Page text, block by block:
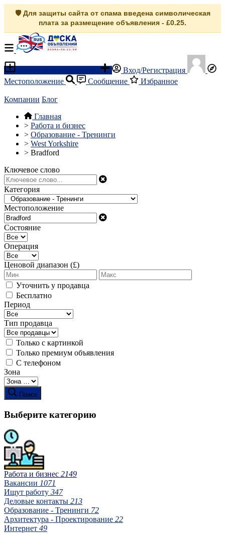
🛡️ Для защиты сайта от спама введена символическая
плата за размещение объявления - £0.25.
Вход/Регистрация
Местоположение
Сообщение Избранное
Компании Блог
Главная
> Работа и бизнес
> Образование - Тренинги
> West Yorkshire
> Bradford
Ключевое слово
Категория
Местоположение
Состояние
Операция
Ценовой диапазон (£)
Уточнить у продавца
Бесплатно
Период
Тип продавца
Только с картинкой
Только премиум объявления
С телефоном
Зона
Поиск
Выберите категорию
Работа и бизнес 2149
Вакансии 1071
Ищут работу 347
Деловые контакты 213
Образование - Тренинги 72
Архитектура - Проектирование 22
Интернет 49